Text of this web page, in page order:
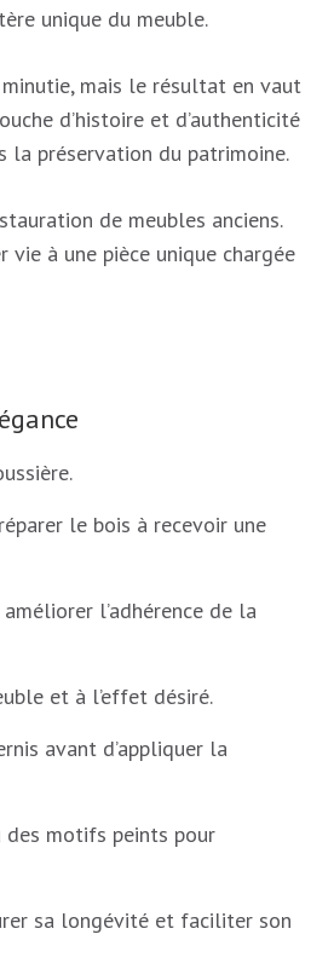
unique du meuble.
mais le résultat en vaut
d’histoire et d’authenticité
la préservation du patrimoine.
de meubles anciens.
vie à une pièce unique chargée
le bois à recevoir une
l’adhérence de la
et à l’effet désiré.
avant d’appliquer la
motifs peints pour
sa longévité et faciliter son